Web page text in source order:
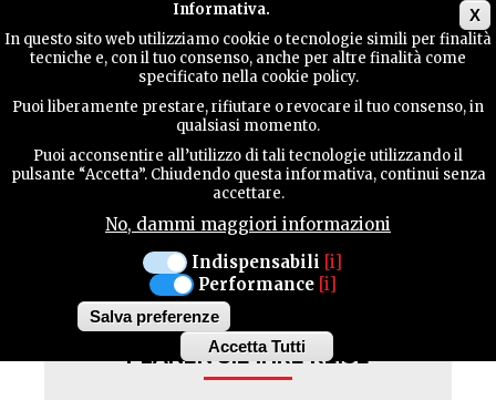
X
Informativa.
In questo sito web utilizziamo cookie o tecnologie simili per finalità
tecniche e, con il tuo consenso, anche per altre finalità come
specificato nella cookie policy.
Puoi liberamente prestare, rifiutare o revocare il tuo consenso, in
qualsiasi momento.
Puoi acconsentire all’utilizzo di tali tecnologie utilizzando il
pulsante “Accetta”. Chiudendo questa informativa, continui senza
accettare.
No, dammi maggiori informazioni
Indispensabili [i]
Performance [i]
Salva preferenze
Accetta Tutti
Withdraw
TERRITORIUM
KONTAKTE
AL MOSAICO
Geschlossen : SAB
Facebook
Twitter
Pinterest
PLANEN SIE IHRE REISE